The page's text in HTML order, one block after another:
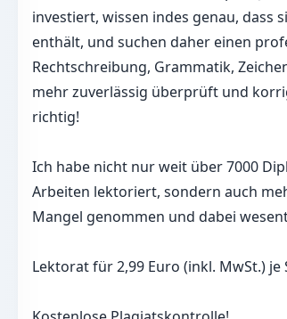
investiert, wissen indes genau, dass
enthält, und suchen daher einen
Rechtschreibung, Grammatik,
mehr zuverlässig überprüft und
richtig!
Ich habe nicht nur weit über 7000
Arbeiten lektoriert, sondern auch
Mangel genommen und dabei
Lektorat für 2,99 Euro (inkl. MwSt.) je